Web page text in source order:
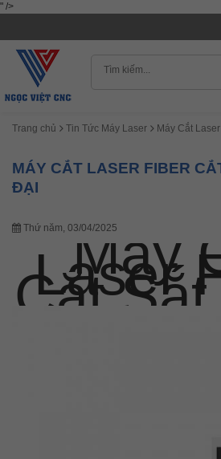
" />
Trang chủ Tin Tức Máy Laser Máy Cắt
MÁY CẮT LASER FIBER
ĐẠI
Thứ năm, 03/04/2025Máy
Laser
Cắt